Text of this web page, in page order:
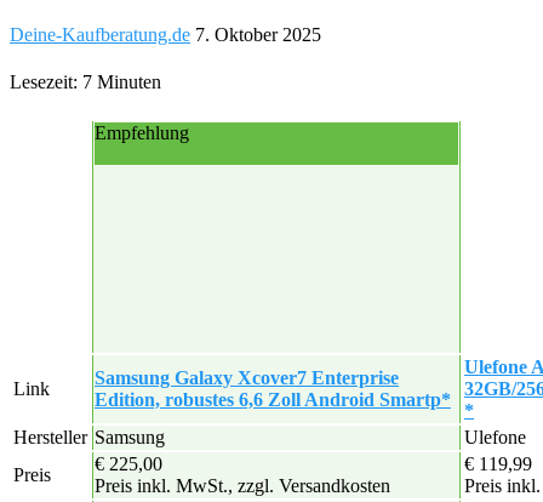
Deine-Kaufberatung.de 7. Oktober 2025
Lesezeit: 7 Minuten
Empfehlung
Link
Samsung Galaxy Xcover7 Enterprise
Edition, robustes 6,6 Zoll Android Smartp*
Ulefone
32GB/
*
Hersteller Samsung
Ulefone
Preis
€ 225,00
Preis inkl. MwSt., zzgl. Versandkosten
€ 119,99
Preis